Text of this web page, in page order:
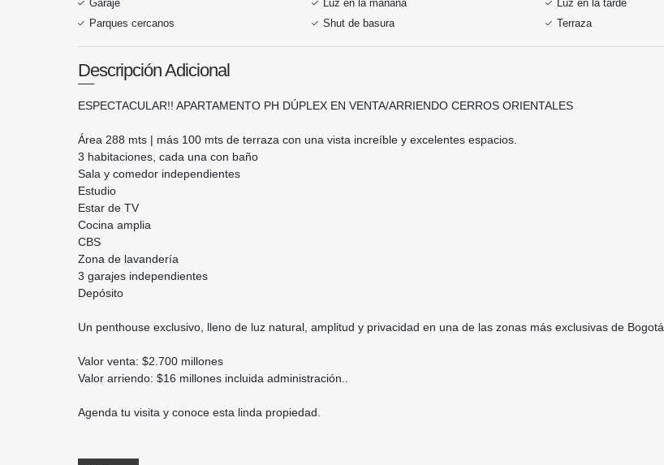
Garaje
Luz en la mañana Luz en la tarde
Parques cercanos
Shut de basura Terraza
Descripción Adicional
ESPECTACULAR!! APARTAMENTO PH DÚPLEX EN VENTA/ARRIENDO CERROS ORIENTALES
Área 288 mts | más 100 mts de terraza con una vista increíble y excelentes espacios.
3 habitaciones, cada una con baño
Sala y comedor independientes
Estudio
Estar de TV
Cocina amplia
CBS
Zona de lavandería
3 garajes independientes
Depósito
Un penthouse exclusivo, lleno de luz natural, amplitud y privacidad en una de las zonas más exclusivas de Bogotá.
Valor venta: $2.700 millones
Valor arriendo: $16 millones incluida administración..
Agenda tu visita y conoce esta linda propiedad.